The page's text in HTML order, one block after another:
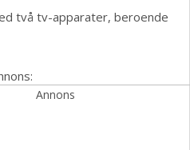
två tv-apparater, beroende